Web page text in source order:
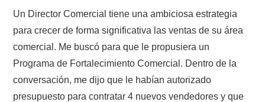
Un Director Comercial tiene una ambiciosa estrategia
para crecer de forma significativa las ventas de su área
comercial. Me buscó para que le propusiera un
Programa de Fortalecimiento Comercial. Dentro de la
conversación, me dijo que le habían autorizado
presupuesto para contratar 4 nuevos vendedores y que